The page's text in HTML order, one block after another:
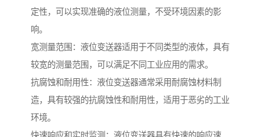
定性，可以实现准确的液位测量，不受环境因素的影
响。
宽测量范围：液位变送器适用于不同类型的液体，具有
较宽的测量范围，可以满足不同工业应用的需求。
抗腐蚀和耐用性：液位变送器通常采用耐腐蚀材料制
造，具有较强的抗腐蚀性和耐用性，适用于恶劣的工业
环境。